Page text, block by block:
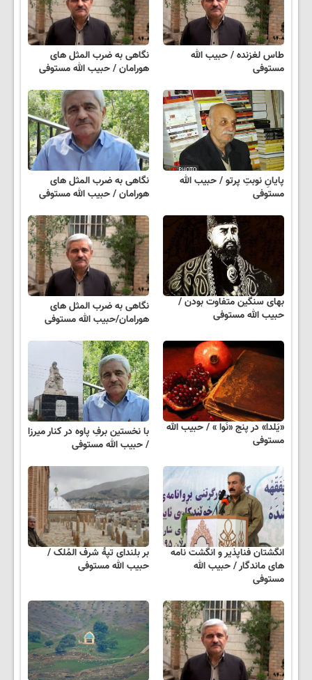
طاس لغزنده / حبیب الله
مستوفی
نگاهی به ضرب المثل های
هورامان / حبیب الله مستوفی
پایانِ نوبتِ پرتو / حبیب الله
مستوفی
نگاهی به ضرب المثل های
هورامان / حبیب الله مستوفی
بهای سنگین متفاوت بودن /
حبیب الله مستوفی
نگاهی به ضرب المثل های
هورامان/حبیب الله مستوفی
«یَلدا» در پنج «نَوا » / حبیب الله
مستوفی
با نخستین برفِ پاوه در کنار میرزا
/ حبیب الله مستوفی
انگشتان فناپذیر و انگشت نامه
های ماندگار / حبیب الله
مستوفی
بر بلندای تپۀ شرف المُلک /
حبیب الله مستوفی